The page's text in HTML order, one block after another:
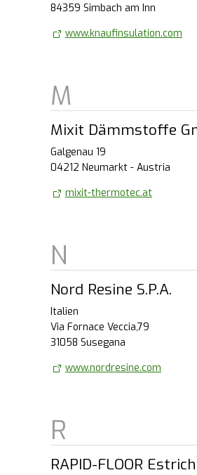
84359 Simbach am Inn
www.knaufinsulation.com
Mixit Dämmstoffe
Galgenau 19
04212 Neumarkt - Austria
mixit-thermotec.at
Nord Resine S.P.A.
Italien
Via Fornace Veccia,79
31058 Susegana
www.nordresine.com
RAPID-FLOOR